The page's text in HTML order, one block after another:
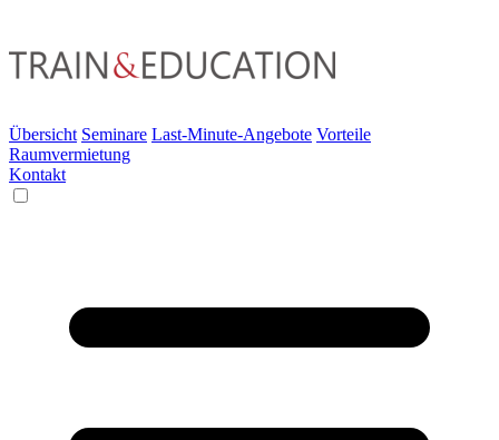
Übersicht Seminare Last-Minute-Angebote Vorteile
Raumvermietung
Kontakt